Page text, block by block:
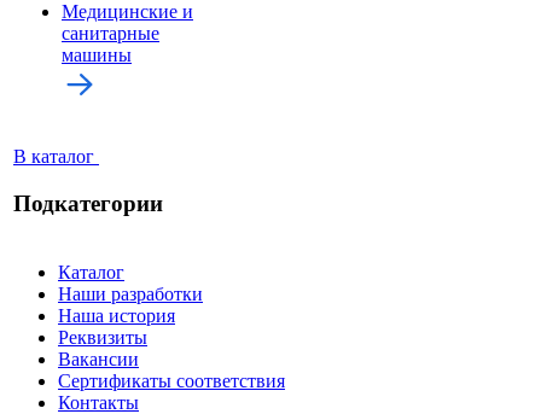
Медицинские и
санитарные
машины
В каталог
Подкатегории
Каталог
Наши разработки
Наша история
Реквизиты
Вакансии
Сертификаты соответствия
Контакты